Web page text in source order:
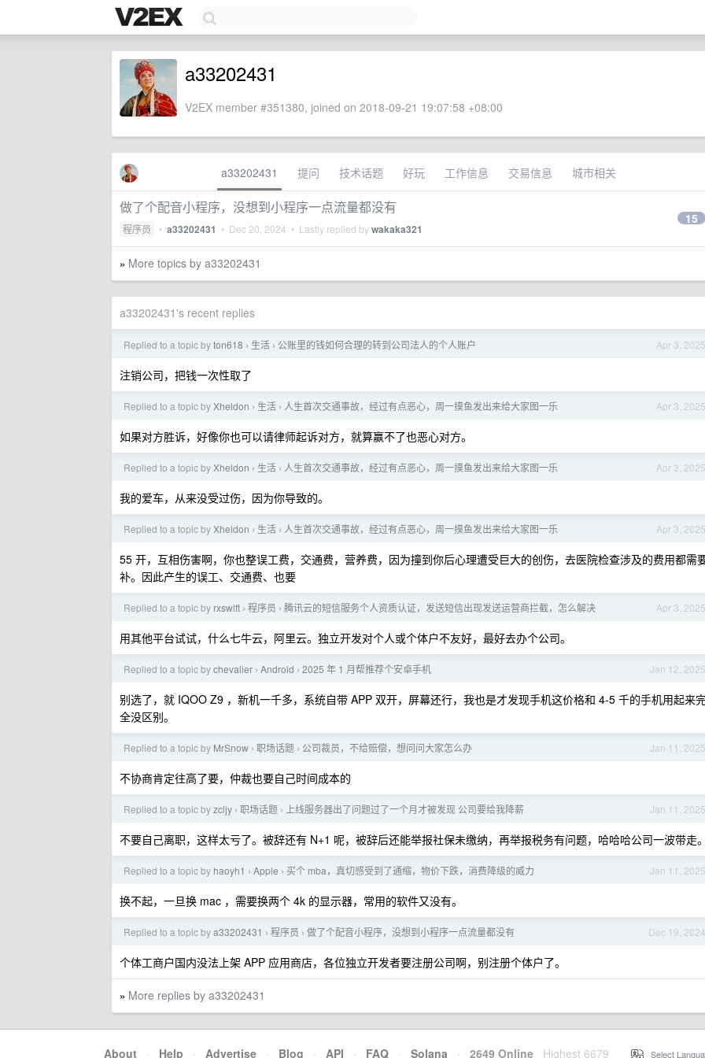
a33202431
V2EX member #351380, joined on 2018-09-21 19:07:58 +08:00
a33202431 提问 技术话题 好玩 工作信息 交易信息 城市相关
做了个配音小程序，没想到小程序一点流量都没有
程序员 • a33202431 • Dec 20, 2024 • Lastly replied bywakaka321
15
» More topics by a33202431
a33202431's recent replies
Apr 3, 2025
Replied to a topic byton618 › 生活 › 公账里的钱如何合理的转到公司法人的个人账户
注销公司，把钱一次性取了
Apr 3, 2025
Replied to a topic byXheldon › 生活 › 人生首次交通事故，经过有点恶心，周一摸鱼发出来给大家图一乐
如果对方胜诉，好像你也可以请律师起诉对方，就算赢不了也恶心对方。
Apr 3, 2025
Replied to a topic byXheldon › 生活 › 人生首次交通事故，经过有点恶心，周一摸鱼发出来给大家图一乐
我的爱车，从来没受过伤，因为你导致的。
Apr 3, 2025
Replied to a topic byXheldon › 生活 › 人生首次交通事故，经过有点恶心，周一摸鱼发出来给大家图一乐
55 开，互相伤害啊，你也整误工费，交通费，营养费，因为撞到你后心理遭受巨大的创伤，去医院检查涉及的费用都需
补。因此产生的误工、交通费、也要
Apr 3, 2025
Replied to a topic by rxswift › 程序员 › 腾讯云的短信服务个人资质认证，发送短信出现发送运营商拦截，怎么解决
用其他平台试试，什么七牛云，阿里云。独立开发对个人或个体户不友好，最好去办个公司。
Jan 12, 2025
Replied to a topic bychevalier › Android › 2025 年 1 月帮推荐个安卓手机
别选了，就 IQOO Z9 ，新机一千多，系统自带 APP 双开，屏幕还行，我也是才发现手机这价格和 4-5 千的手机用起来
全没区别。
Jan 11, 2025
Replied to a topic by MrSnow › 职场话题 › 公司裁员，不给赔偿，想问问大家怎么办
不协商肯定往高了要，仲裁也要自己时间成本的
Jan 11, 2025
Replied to a topic byzcljy › 职场话题 › 上线服务器出了问题过了一个月才被发现 公司要给我降薪
不要自己离职，这样太亏了。被辞还有 N+1 呢，被辞后还能举报社保未缴纳，再举报税务有问题，哈哈哈公司一波带走。
Jan 11, 2025
Replied to a topic by haoyh1 › Apple › 买个 mba，真切感受到了通缩，物价下跌，消费降级的威力
换不起，一旦换 mac ，需要换两个 4k 的显示器，常用的软件又没有。
Dec 19, 2024
Replied to a topic bya33202431 › 程序员 › 做了个配音小程序，没想到小程序一点流量都没有
个体工商户国内没法上架 APP 应用商店，各位独立开发者要注册公司啊，别注册个体户了。
» More replies by a33202431
About · Help · Advertise · Blog · API · FAQ · Solana · 2649 Online Highest 6679 Select